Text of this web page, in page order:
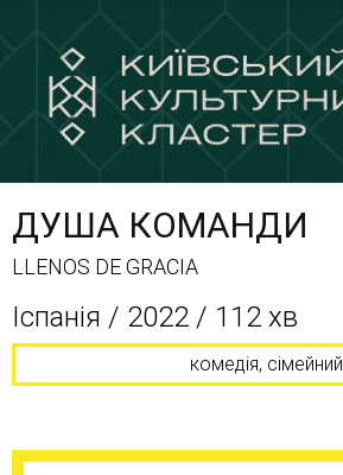
ДУША КОМАНДИ
LLENOS DE GRACIA
Іспанія / 2022 / 112 хв
комедія, сімейний